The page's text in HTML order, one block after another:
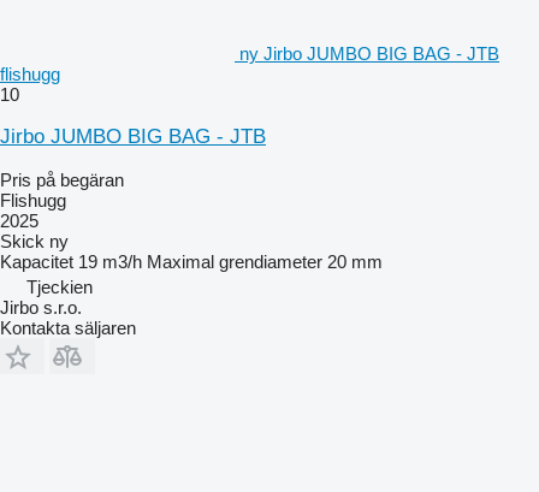
ny Jirbo JUMBO BIG BAG - JTB
flishugg
10
Jirbo JUMBO BIG BAG - JTB
Pris på begäran
Flishugg
2025
Skick ny
Kapacitet 19 m3/h Maximal grendiameter 20 mm
Tjeckien
Jirbo s.r.o.
Kontakta säljaren